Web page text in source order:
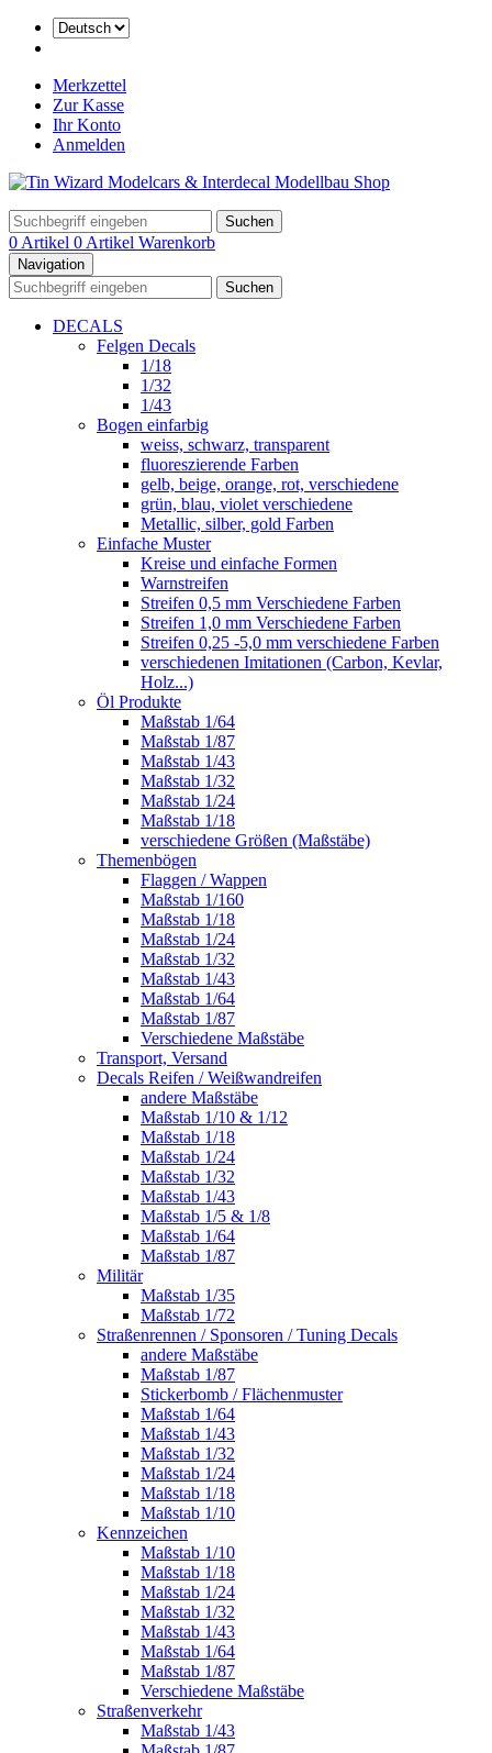
Merkzettel
Zur Kasse
Ihr Konto
Anmelden
Suchen
0 Artikel 0 Artikel Warenkorb
Navigation
Suchen
DECALS
Felgen Decals
1/18
1/32
1/43
Bogen einfarbig
weiss, schwarz, transparent
fluoreszierende Farben
gelb, beige, orange, rot, verschiedene
grün, blau, violet verschiedene
Metallic, silber, gold Farben
Einfache Muster
Kreise und einfache Formen
Warnstreifen
Streifen 0,5 mm Verschiedene Farben
Streifen 1,0 mm Verschiedene Farben
Streifen 0,25 -5,0 mm verschiedene Farben
verschiedenen Imitationen (Carbon, Kevlar,
Holz...)
Öl Produkte
Maßstab 1/64
Maßstab 1/87
Maßstab 1/43
Maßstab 1/32
Maßstab 1/24
Maßstab 1/18
verschiedene Größen (Maßstäbe)
Themenbögen
Flaggen / Wappen
Maßstab 1/160
Maßstab 1/18
Maßstab 1/24
Maßstab 1/32
Maßstab 1/43
Maßstab 1/64
Maßstab 1/87
Verschiedene Maßstäbe
Transport, Versand
Decals Reifen / Weißwandreifen
andere Maßstäbe
Maßstab 1/10 & 1/12
Maßstab 1/18
Maßstab 1/24
Maßstab 1/32
Maßstab 1/43
Maßstab 1/5 & 1/8
Maßstab 1/64
Maßstab 1/87
Militär
Maßstab 1/35
Maßstab 1/72
Straßenrennen / Sponsoren / Tuning Decals
andere Maßstäbe
Maßstab 1/87
Stickerbomb / Flächenmuster
Maßstab 1/64
Maßstab 1/43
Maßstab 1/32
Maßstab 1/24
Maßstab 1/18
Maßstab 1/10
Kennzeichen
Maßstab 1/10
Maßstab 1/18
Maßstab 1/24
Maßstab 1/32
Maßstab 1/43
Maßstab 1/64
Maßstab 1/87
Verschiedene Maßstäbe
Straßenverkehr
Maßstab 1/43